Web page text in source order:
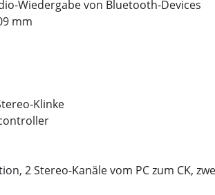
Wiedergabe von Bluetooth-Devices
mm
Klinke
2 Stereo-Kanäle vom PC zum CK,